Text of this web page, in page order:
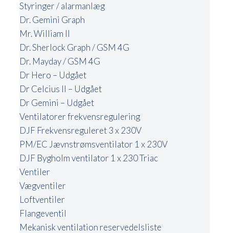
Styringer / alarmanlæg
Dr. Gemini Graph
Mr. William II
Dr. Sherlock Graph / GSM 4G
Dr. Mayday / GSM 4G
Dr Hero – Udgået
Dr Celcius II – Udgået
Dr Gemini – Udgået
Ventilatorer frekvensregulering
DJF Frekvensreguleret 3 x 230V
PM/EC Jævnstrømsventilator 1 x 230V
DJF Bygholm ventilator 1 x 230 Triac
Ventiler
Vægventiler
Loftventiler
Flangeventil
Mekanisk ventilation reservedelsliste